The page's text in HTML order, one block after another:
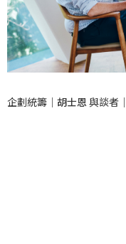
企劃統籌｜ 胡士恩與談者｜